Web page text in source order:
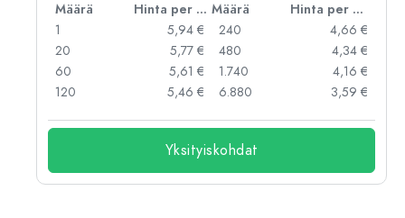
Määrä Hinta per kpl Määrä
Hinta per kpl
1
5,94 €
20
5,77 €
60
5,61 €
120
5,46 €
240
4,66 €
480
4,34 €
1.740
4,16 €
6.880
3,59 €
Yksityiskohdat